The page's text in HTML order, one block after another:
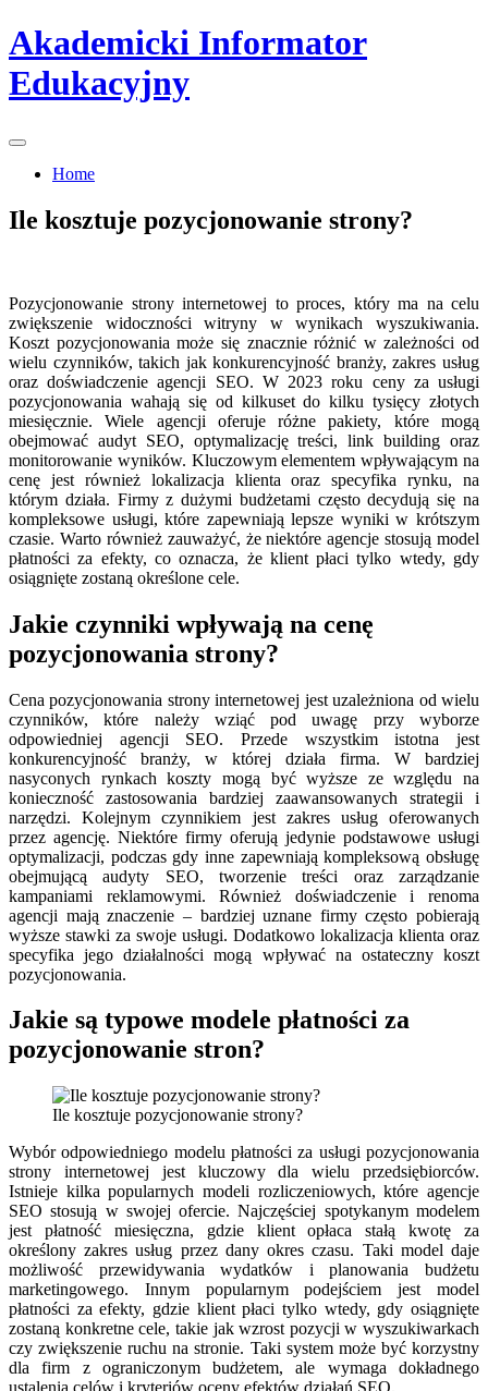
Skip
to
content
Akademicki Informator
Edukacyjny
Home
Ile kosztuje pozycjonowanie strony?
Pozycjonowanie strony internetowej to proces, który ma na celu
zwiększenie widoczności witryny w wynikach wyszukiwania.
Koszt pozycjonowania może się znacznie różnić w zależności od
wielu czynników, takich jak konkurencyjność branży, zakres usług
oraz doświadczenie agencji SEO. W 2023 roku ceny za usługi
pozycjonowania wahają się od kilkuset do kilku tysięcy złotych
miesięcznie. Wiele agencji oferuje różne pakiety, które mogą
obejmować audyt SEO, optymalizację treści, link building oraz
monitorowanie wyników. Kluczowym elementem wpływającym na
cenę jest również lokalizacja klienta oraz specyfika rynku, na
którym działa. Firmy z dużymi budżetami często decydują się na
kompleksowe usługi, które zapewniają lepsze wyniki w krótszym
czasie. Warto również zauważyć, że niektóre agencje stosują model
płatności za efekty, co oznacza, że klient płaci tylko wtedy, gdy
osiągnięte zostaną określone cele.
Jakie czynniki wpływają na cenę
pozycjonowania strony?
Cena pozycjonowania strony internetowej jest uzależniona od wielu
czynników, które należy wziąć pod uwagę przy wyborze
odpowiedniej agencji SEO. Przede wszystkim istotna jest
konkurencyjność branży, w której działa firma. W bardziej
nasyconych rynkach koszty mogą być wyższe ze względu na
konieczność zastosowania bardziej zaawansowanych strategii i
narzędzi. Kolejnym czynnikiem jest zakres usług oferowanych
przez agencję. Niektóre firmy oferują jedynie podstawowe usługi
optymalizacji, podczas gdy inne zapewniają kompleksową obsługę
obejmującą audyty SEO, tworzenie treści oraz zarządzanie
kampaniami reklamowymi. Również doświadczenie i renoma
agencji mają znaczenie – bardziej uznane firmy często pobierają
wyższe stawki za swoje usługi. Dodatkowo lokalizacja klienta oraz
specyfika jego działalności mogą wpływać na ostateczny koszt
pozycjonowania.
Jakie są typowe modele płatności za
pozycjonowanie stron?
Ile kosztuje pozycjonowanie strony?
Wybór odpowiedniego modelu płatności za usługi pozycjonowania
strony internetowej jest kluczowy dla wielu przedsiębiorców.
Istnieje kilka popularnych modeli rozliczeniowych, które agencje
SEO stosują w swojej ofercie. Najczęściej spotykanym modelem
jest płatność miesięczna, gdzie klient opłaca stałą kwotę za
określony zakres usług przez dany okres czasu. Taki model daje
możliwość przewidywania wydatków i planowania budżetu
marketingowego. Innym popularnym podejściem jest model
płatności za efekty, gdzie klient płaci tylko wtedy, gdy osiągnięte
zostaną konkretne cele, takie jak wzrost pozycji w wyszukiwarkach
czy zwiększenie ruchu na stronie. Taki system może być korzystny
dla firm z ograniczonym budżetem, ale wymaga dokładnego